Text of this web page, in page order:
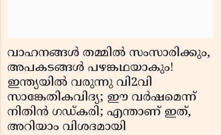
വാഹനങ്ങൾ തമ്മിൽ സംസാരിക്കും,
അപകടങ്ങൾ പഴങ്കഥയാകും!
ഇന്ത്യയിൽ വരുന്നു വി2വി
സാങ്കേതികവിദ്യ; ഈ വർഷമെന്ന്
നിതിൻ ഗഡ്കരി; എന്താണ് ഇത്,
അറിയാം വിശദമായി